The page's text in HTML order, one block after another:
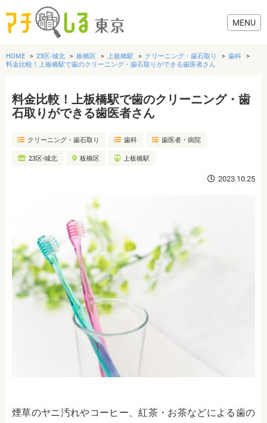
グルメ
美容・健康
生活
HOME 23区-城北 板橋区 上板橋駅 クリーニング・歯石取り
歯科
料金比較！上板橋駅で歯のクリーニング・歯石取りができる歯医者さん
料金比較！上板橋駅で歯のクリーニング・歯
石取りができる歯医者さん
クリーニング・歯石取り 歯科 歯医者・病院
23区-城北 板橋区 上板橋駅
2023.10.25
煙草のヤニ汚れやコーヒー、紅茶・お茶などによる歯の